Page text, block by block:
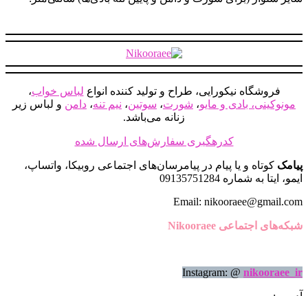
باشد.
ممکن
در
محصول
انتخاب
فروشگاه نیکورایی، طراح و تولید کننده انواع لباس خواب،
مونوکینی، بادی و مایو، شورت، سوتین، نیم تنه، دامن و لباس زیر
زنانه می‌باشد.
کدرهگیری سفارش‌های ارسال شده
پیامک کوتاه و یا پیام در پیامرسان‌های اجتماعی روبیکا، واتساپ،
ایمو، ایتا به شماره 09135751284
Email: nikooraee@gmail.com
شبکه‌های اجتماعی Nikooraee
Instagram: @ nikooraee_ir